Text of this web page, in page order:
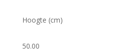
Hoogte (cm)
50.00